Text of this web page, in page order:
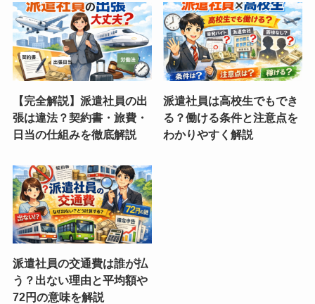
【完全解説】派遣社員の出
張は違法？契約書・旅費・
日当の仕組みを徹底解説
派遣社員は高校生でもでき
る？働ける条件と注意点を
わかりやすく解説
派遣社員の交通費は誰が払
う？出ない理由と平均額や
72円の意味を解説